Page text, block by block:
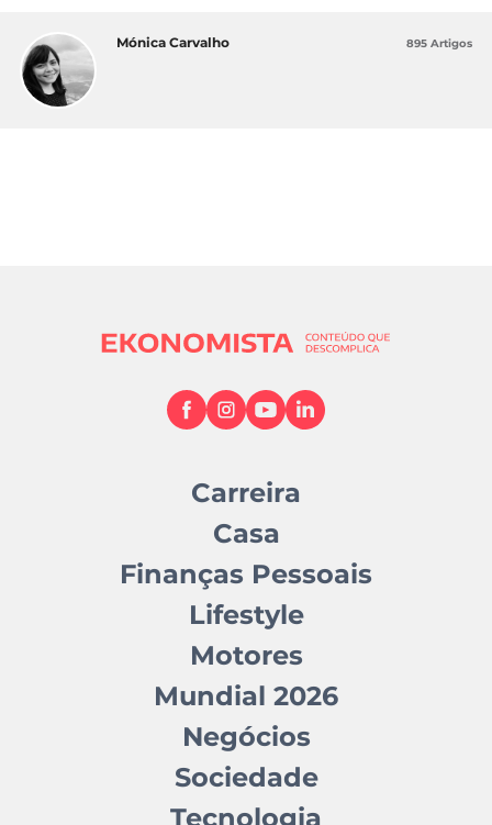
Mónica Carvalho 895 Artigos
Carreira
Casa
Finanças Pessoais
Lifestyle
Motores
Mundial 2026
Negócios
Sociedade
Tecnologia